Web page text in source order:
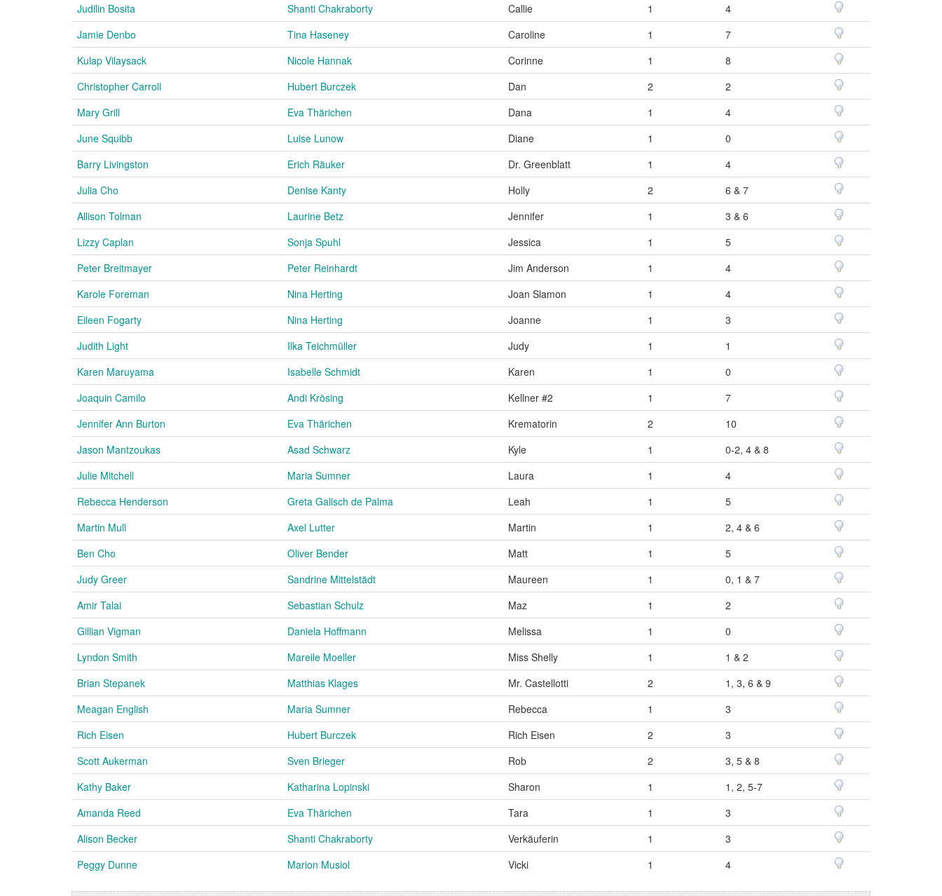
Judilin Bosita
Shanti Chakraborty Callie 1
4
Jamie Denbo
Tina Haseney Caroline 1
7
Kulap Vilaysack
Nicole Hannak Corinne 1
8
Christopher Carroll
Hubert Burczek Dan 2
2
Mary Grill
Eva Thärichen Dana 1
4
June Squibb
Luise Lunow Diane 1
0
Barry Livingston
Erich Räuker Dr. Greenblatt 1
4
Julia Cho
Denise Kanty Holly 2
6 & 7
Allison Tolman
Laurine Betz Jennifer 1
3 & 6
Lizzy Caplan
Sonja Spuhl Jessica 1
5
Peter Breitmayer
Peter Reinhardt Jim Anderson 1
4
Karole Foreman
Nina Herting Joan Slamon 1
4
Eileen Fogarty
Nina Herting Joanne 1
3
Judith Light
Ilka Teichmüller Judy 1
1
Karen Maruyama
Isabelle Schmidt Karen 1
0
Joaquin Camilo
Andi Krösing Kellner #2 1
7
Jennifer Ann Burton
Eva Thärichen Krematorin 2
10
Jason Mantzoukas
Asad Schwarz Kyle 1
0-2, 4 & 8
Julie Mitchell
Maria Sumner Laura 1
4
Rebecca Henderson
Greta Galisch de Palma Leah 1
5
Martin Mull
Axel Lutter Martin 1
2, 4 & 6
Ben Cho
Oliver Bender Matt 1
5
Judy Greer
Sandrine Mittelstädt Maureen 1
0, 1 & 7
Amir Talai
Sebastian Schulz Maz 1
2
Gillian Vigman
Daniela Hoffmann Melissa 1
0
Lyndon Smith
Mareile Moeller Miss Shelly 1
1 & 2
Brian Stepanek
Matthias Klages Mr. Castellotti 2
1, 3, 6 & 9
Meagan English
Maria Sumner Rebecca 1
3
Rich Eisen
Hubert Burczek Rich Eisen 2
3
Scott Aukerman
Sven Brieger Rob 2
3, 5 & 8
Kathy Baker
Katharina Lopinski Sharon 1
1, 2, 5-7
Amanda Reed
Eva Thärichen Tara 1
3
Alison Becker
Shanti Chakraborty Verkäuferin 1
3
Peggy Dunne
Marion Musiol Vicki 1 4